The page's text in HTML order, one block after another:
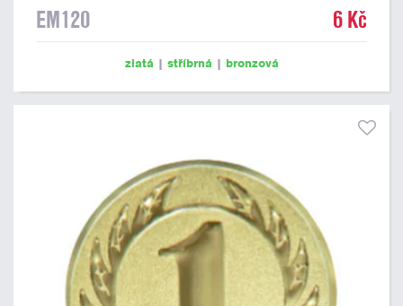
EM120 6 Kč
zlatá | stříbrná | bronzová